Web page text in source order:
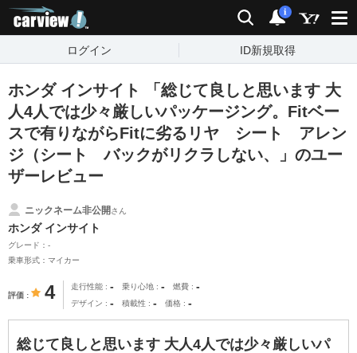
検索 通知
i
ログイン ID新規取得
ホンダ インサイト 「総じて良しと思います 大
人4人では少々厳しいパッケージング。Fitベー
スで有りながらFitに劣るリヤ シート アレン
ジ（シート バックがリクラしない、」のユー
ザーレビュー
ニックネーム非公開さん
ホンダ インサイト
グレード：-
乗車形式：マイカー
評価 4 走行性能 - 乗り心地 - 燃費 -
デザイン - 積載性 - 価格 -
総じて良しと思います 大人4人では少々厳しいパ